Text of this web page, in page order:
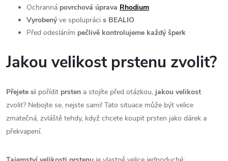
Ochranná povrchová úprava Rhodium
Vyrobenýve spolupráci s BEALIO
Před odesláním pečlivě kontrolujeme každý šperk
Jakou velikost prstenu zvolit?
Přejete si pořídit prsten a stojíte před otázkou, jakou velikost
zvolit? Nebojte se, nejste sami! Tato situace může být velice
zmatečná, zvláště tehdy, když chcete koupit prsten jako dárek a
překvapení.